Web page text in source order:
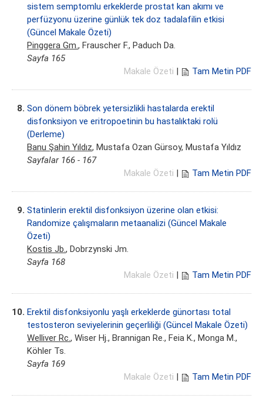
sistem semptomlu erkeklerde prostat kan akımı ve
perfüzyonu üzerine günlük tek doz tadalafilin etkisi
(Güncel Makale Özeti)
Pinggera Gm., Frauscher F., Paduch Da.
Sayfa 165
Makale Özeti
Tam Metin PDF
8. Son dönem böbrek yetersizlikli hastalarda erektil
disfonksiyon ve eritropoetinin bu hastalıktaki rolü
(Derleme)
Banu Şahin Yıldız, Mustafa Ozan Gürsoy, Mustafa Yıldız
Sayfalar 166 - 167
Makale Özeti
Tam Metin PDF
9. Statinlerin erektil disfonksiyon üzerine olan etkisi:
Randomize çalışmaların metaanalizi (Güncel Makale
Özeti)
Kostis Jb., Dobrzynski Jm.
Sayfa 168
Makale Özeti
Tam Metin PDF
10. Erektil disfonksiyonlu yaşlı erkeklerde günortası total
testosteron seviyelerinin geçerliliği (Güncel Makale Özeti)
Welliver Rc., Wiser Hj., Brannigan Re., Feia K., Monga M.,
Köhler Ts.
Sayfa 169
Makale Özeti
Tam Metin PDF